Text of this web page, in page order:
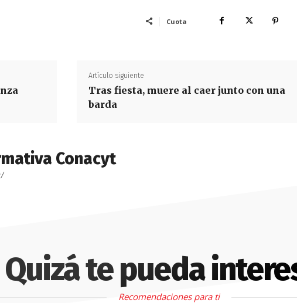
Cuota
Artículo siguiente
Tras fiesta, muere al caer junto con una
barda
Conacyt
Quizá te pueda
Recomendaciones para ti